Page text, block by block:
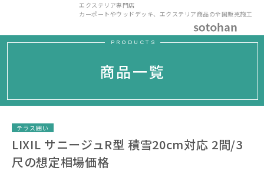
エクステリア専門店
カーポートやウッドデッキ、エクステリア商品の全国販売施工
PRODUCTS
商品一覧
テラス囲い
LIXIL サニージュR型 積雪20cm対応 2間/3
尺の想定相場価格